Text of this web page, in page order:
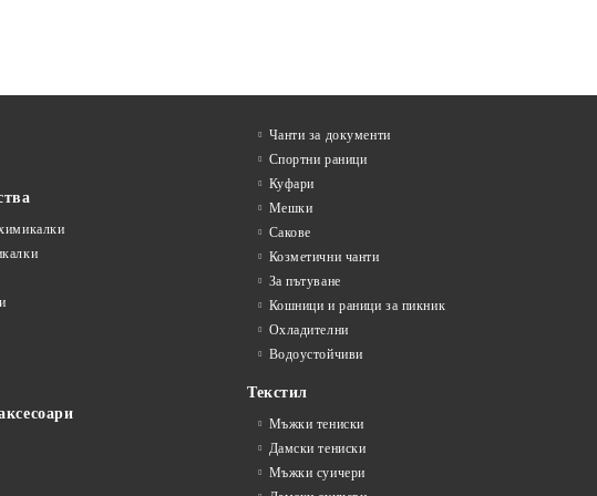
Чанти за документи
Спортни раници
Куфари
Мешки
Сакове
Козметични чанти
За пътуване
Кошници и раници за пикник
Охладителни
Водоустойчиви
Текстил
Мъжки тениски
Дамски тениски
Мъжки суичери